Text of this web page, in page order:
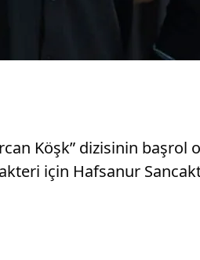
Köşk” dizisinin
için Hafsanur